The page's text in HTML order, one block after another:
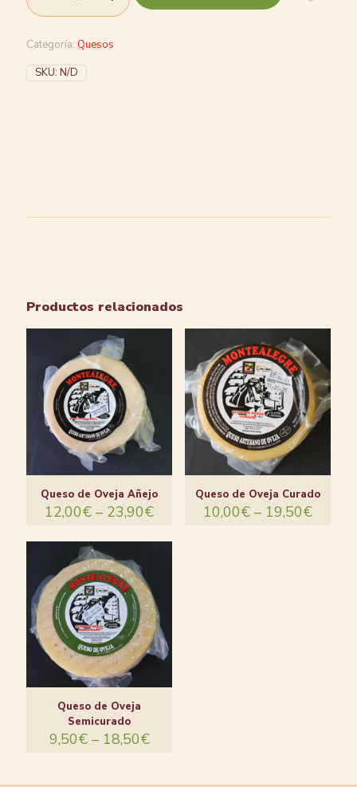
Categoría: Quesos
SKU: N/D
Productos relacionados
Queso de Oveja Añejo
12,00€ – 23,90€
Queso de Oveja Curado
10,00€– 19,50€
Queso de Oveja
Semicurado
9,50€– 18,50€